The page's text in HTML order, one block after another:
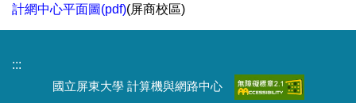
計網中心平面圖(pdf)(屏商校區)
:::
國立屏東大學 計算機與網路中心